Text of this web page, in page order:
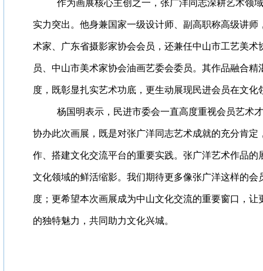
作为画展核心主创之一，张广洋同志深耕艺术领
实力突出。他身兼国家一级设计师、副高职称高级讲师
术家、广东省摄影家协会会员，还兼任中山市工艺美术
员、中山市美术家协会油画艺委会委员。其作品融合精
度，既彰显扎实艺术功底，更生动展现民进会员在文化
杨国明表示，民进市委会一直高度重视会员艺术
协办此次画展，既是对张广洋同志艺术成就的充分肯定
作、搭建文化交流平台的重要实践。张广洋艺术作品的
文化领域的鲜活缩影。我们期待更多像张广洋这样的会
度；更希望本次画展成为中山文化交流的重要窗口，让
的独特魅力，共同助力文化兴城。